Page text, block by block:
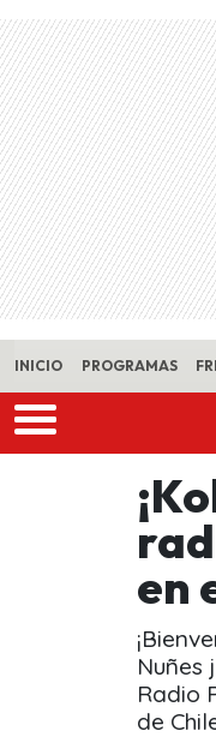
Skip to main content
INICIO PROGRAMAS
en
Nuñes
Radio
de